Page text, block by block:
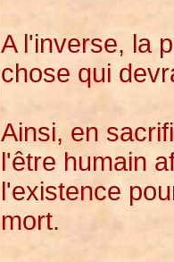
A l'inverse, la
chose qui
Ainsi, en
l'être humain
l'existence
mort.